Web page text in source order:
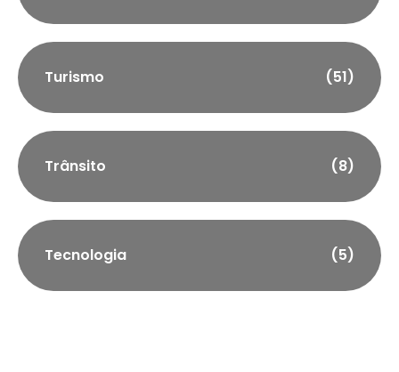
Turismo (51)
Trânsito (8)
Tecnologia (5)